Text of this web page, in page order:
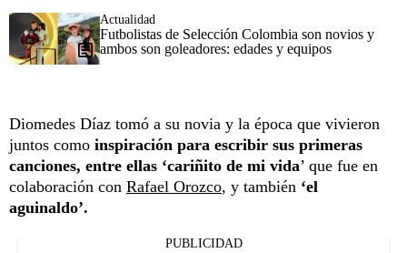
Actualidad
Futbolistas de Selección Colombia son novios y
ambos son goleadores: edades y equipos
Diomedes Díaz tomó a su novia y la época que vivieron
juntos como inspiración para escribir sus primeras
canciones, entre ellas ‘cariñito de mi vida’ que fue en
colaboración con Rafael Orozco, y también ‘el
aguinaldo’.
PUBLICIDAD